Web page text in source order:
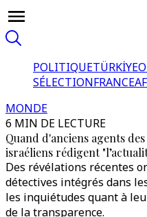
POLITIQUETÜRKİYE
SÉLECTIONFRANCE
MONDE
6 MIN DE LECTURE
Quand d'anciens agents
israéliens rédigent
Des révélations récentes
détectives intégrés dans
les inquiétudes quant à
de la transparence.